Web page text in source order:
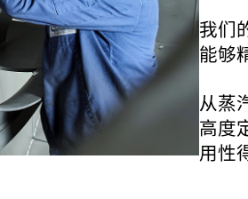
我们
能够
从蒸
高度
用性